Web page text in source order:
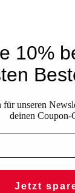
10%
unseren
deinen Coupon-
Jetzt